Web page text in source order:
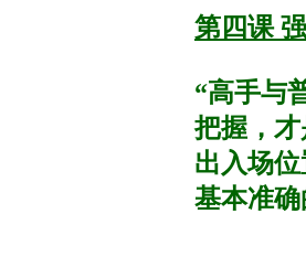
第四课
“高手与
把握，
出入场
基本准